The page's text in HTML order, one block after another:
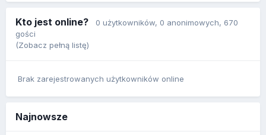
Kto jest online? 0 użytkowników, 0 anonimowych, 670
gości
(Zobacz pełną listę)
Brak zarejestrowanych użytkowników online
Najnowsze